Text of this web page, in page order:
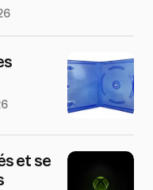
et se